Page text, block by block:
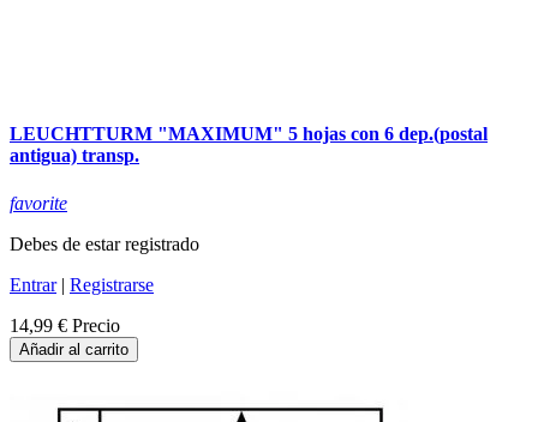
LEUCHTTURM "MAXIMUM" 5 hojas con 6 dep.(postal
antigua) transp.
favorite
Debes de estar registrado
Entrar| Registrarse
14,99 € Precio
Añadir al carrito